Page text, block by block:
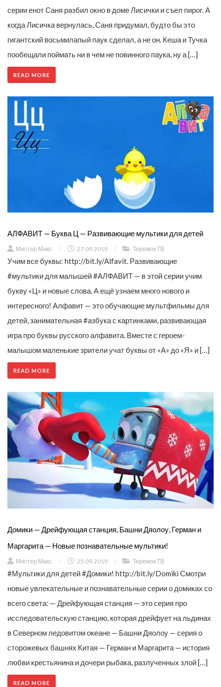
серии енот Саня разбил окно в доме Лисички и съел пирог. А
когда Лисичка вернулась, Саня придумал, будто бы это
гигантский восьмилапый паук сделал, а не он. Кеша и Тучка
пообещали поймать ни в чем не повинного паука, ну а […]
READ MORE
АЛФАВИТ — Буква Ц — Развивающие мультики для детей
Мистер Макс / 27.09.2019 / Теремок ТВ
Учим все буквы: http://bit.ly/Alfavit. Развивающие
#мультики для малышей #АЛФАВИТ — в этой серии учим
букву «Ц» и новые слова. А ещё узнаем много нового и
интересного! Алфавит — это обучающие мультфильмы для
детей, занимательная #азбука с картинками, развивающая
игра про буквы русского алфавита. Вместе с героем-
малышом маленькие зрители учат буквы от «А» до «Я» и […]
READ MORE
Домики — Дрейфующая станция, Башни Дяолоу, Герман и
Маргарита — Новые познавательные мультики!
Мистер Макс / 25.09.2019 / Теремок ТВ
#Мультики для детей #Домики! http://bit.ly/Domiki Смотри
новые увлекательные и познавательные серии о домиках со
всего света: — Дрейфующая станция — это серия про
исследовательскую станцию, которая дрейфует на льдинах
в Северном ледовитом океане — Башни Дяолоу — серия о
сторожевых башнях Китая — Герман и Маргарита — история
любви крестьянина и дочери рыбака, разлученных злой […]
READ MORE